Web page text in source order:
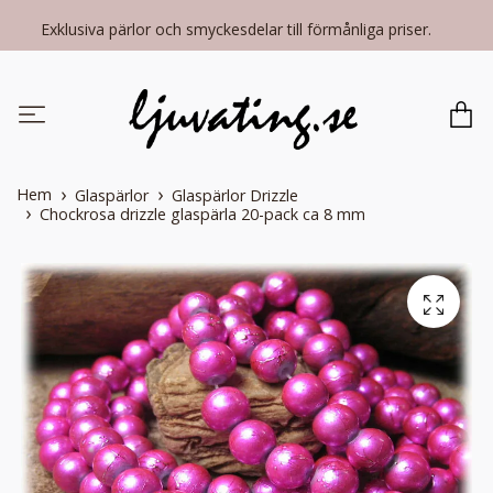
Exklusiva pärlor och smyckesdelar till förmånliga priser.
Hem Glaspärlor
Glaspärlor Drizzle
Chockrosa drizzle glaspärla 20-pack ca 8 mm